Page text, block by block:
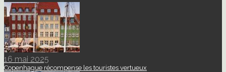
16 mai 2025
Copenhague récompense les touristes vertueux